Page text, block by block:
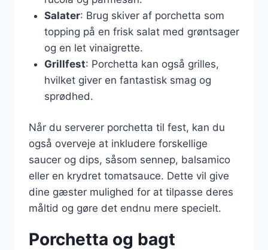
Salater: Brug skiver af porchetta som
topping på en frisk salat med grøntsager
og en let vinaigrette.
Grillfest: Porchetta kan også grilles,
hvilket giver en fantastisk smag og
sprødhed.
Når du serverer porchetta til fest, kan du
også overveje at inkludere forskellige
saucer og dips, såsom sennep, balsamico
eller en krydret tomatsauce. Dette vil give
dine gæster mulighed for at tilpasse deres
måltid og gøre det endnu mere specielt.
Porchetta og bagt